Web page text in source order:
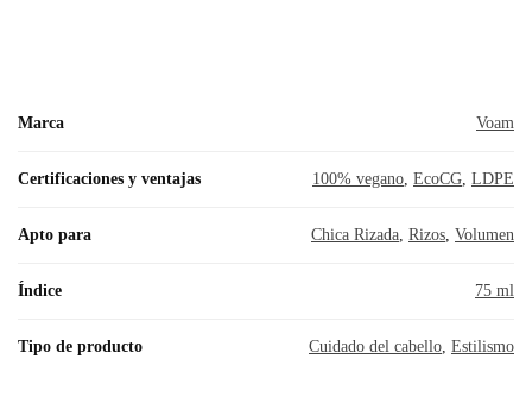
Marca Voam
Certificaciones y ventajas 100% vegano, EcoCG, LDPE
Apto para Chica Rizada, Rizos, Volumen
Índice 75 ml
Tipo de producto Cuidado del cabello, Estilismo